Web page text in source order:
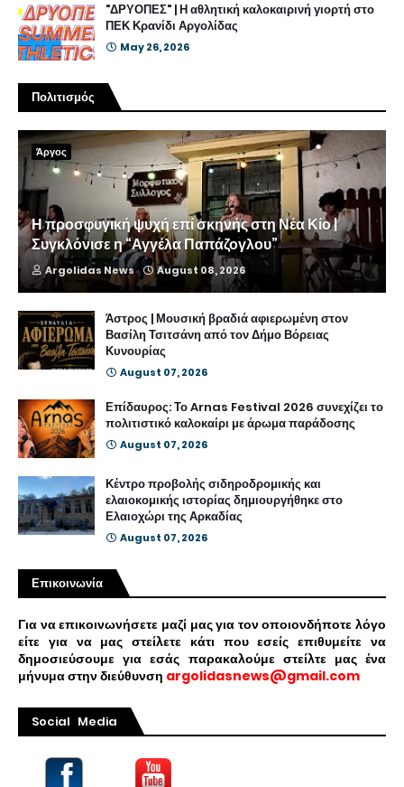
"ΔΡΥΟΠΕΣ" | Η αθλητική καλοκαιρινή γιορτή στο
ΠΕΚ Κρανίδι Αργολίδας
May 26, 2026
Πολιτισμός
Άργος
Η προσφυγική ψυχή επί σκηνής στη Νέα Κίο |
Συγκλόνισε η “Αγγέλα Παπάζογλου”
Argolidas News August 08, 2026
Άστρος | Μουσική βραδιά αφιερωμένη στον
Βασίλη Τσιτσάνη από τον Δήμο Βόρειας
Κυνουρίας
August 07, 2026
Επίδαυρος: Το Arnas Festival 2026 συνεχίζει το
πολιτιστικό καλοκαίρι με άρωμα παράδοσης
August 07, 2026
Κέντρο προβολής σιδηροδρομικής και
ελαιοκομικής ιστορίας δημιουργήθηκε στο
Ελαιοχώρι της Αρκαδίας
August 07, 2026
Επικοινωνία
Για να επικοινωνήσετε μαζί μας για τον οποιονδήποτε λόγο
είτε για να μας στείλετε κάτι που εσείς επιθυμείτε να
δημοσιεύσουμε για εσάς παρακαλούμε στείλτε μας ένα
μήνυμα στην διεύθυνση argolidasnews@gmail.com
Social Media